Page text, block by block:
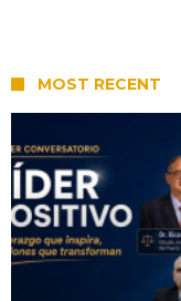
MOST RECENT